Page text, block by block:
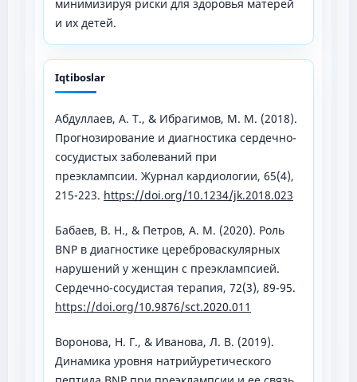
минимизируя риски для здоровья матерей
и их детей.
Iqtiboslar
Абдуллаев, А. Т., & Ибрагимов, М. М. (2018).
Прогнозирование и диагностика сердечно-
сосудистых заболеваний при
преэклампсии. Журнал кардиологии, 65(4),
215-223. https://doi.org/10.1234/jk.2018.023
Бабаев, В. Н., & Петров, А. М. (2020). Роль
BNP в диагностике цереброваскулярных
нарушений у женщин с преэклампсией.
Сердечно-сосудистая терапия, 72(3), 89-95.
https://doi.org/10.9876/sct.2020.011
Воронова, Н. Г., & Иванова, Л. В. (2019).
Динамика уровня натрийуретического